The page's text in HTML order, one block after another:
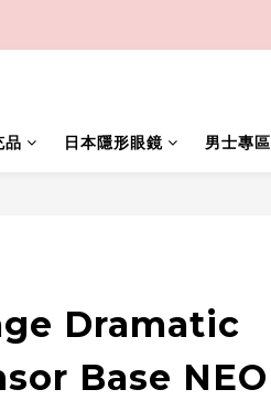
品 日本隱形眼鏡 男士專區
Dramatic
Base NEO